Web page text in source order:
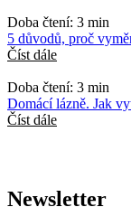
Doba čtení: 3 min
5 důvodů, proč
Číst dále
Doba čtení: 3 min
Domácí lázně. Jak
Číst dále
Newsletter